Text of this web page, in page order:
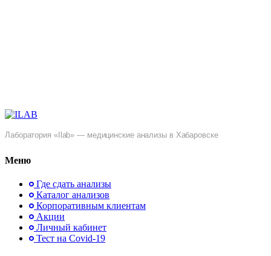
Лаборатория «Ilab» — медицинские анализы в Хабаровске
Меню
Где сдать анализы
Каталог анализов
Корпоративным клиентам
Акции
Личный кабинет
Тест на Covid-19